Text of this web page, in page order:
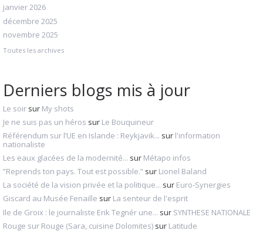
janvier 2026
décembre 2025
novembre 2025
Toutes les archives
Derniers blogs mis à jour
Le soir sur My shots
Je ne suis pas un héros sur Le Bouquineur
Référendum sur l’UE en Islande : Reykjavik... sur l'information
nationaliste
Les eaux glacées de la modernité... sur Métapo infos
”Reprends ton pays. Tout est possible.” sur Lionel Baland
La société de la vision privée et la politique... sur Euro-Synergies
Giscard au Musée Fenaille sur La senteur de l'esprit
Ile de Groix : le journaliste Erik Tegnér une... sur SYNTHESE NATIONALE
Rouge sur Rouge (Sara, cuisine Dolomites) sur Latitude